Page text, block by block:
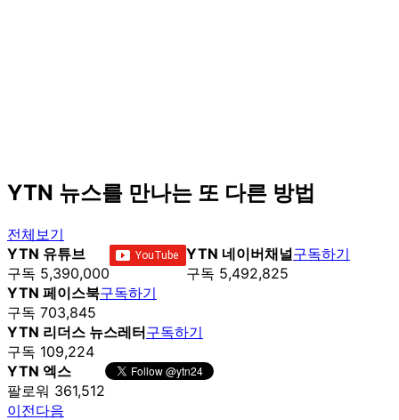
YTN 뉴스를 만나는 또 다른 방법
전체보기
YTN 유튜브
구독 5,390,000
YTN 네이버채널
구독 5,492,825
구독하기
YTN 페이스북
구독 703,845
구독하기
YTN 리더스 뉴스레터
구독 109,224
구독하기
YTN 엑스
팔로워 361,512
이전다음